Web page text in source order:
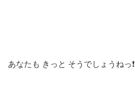
あなたも きっと そうでしょうねっ❗️